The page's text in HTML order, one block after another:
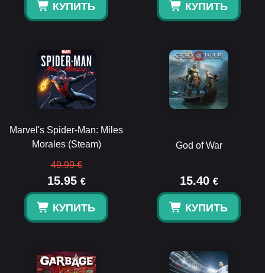
КУПИТЬ КУПИТЬ
Marvel's Spider-Man: Miles
Morales (Steam)
49.99 €
15.95 €
КУПИТЬ
God of War
15.40 €
КУПИТЬ